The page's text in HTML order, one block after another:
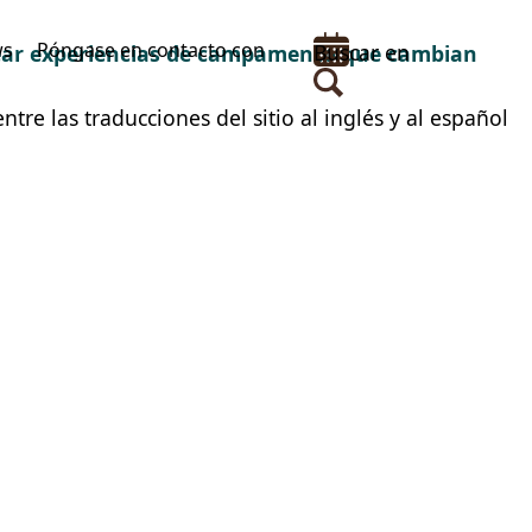
experiencias de campamento que cambian
Póngase en contacto con Buscar en
las traducciones del sitio al inglés y al español